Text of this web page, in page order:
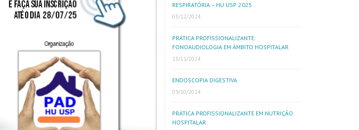
RESPIRATÓRIA – HU USP 2025
03/12/2024
PRÁTICA PROFISSIONALIZANTE:
FONOAUDIOLOGIA EM ÂMBITO HOSPITALAR
13/11/2024
ENDOSCOPIA DIGESTIVA
09/10/2024
PRÁTICA PROFISSIONALIZANTE EM NUTRIÇÃO
HOSPITALAR